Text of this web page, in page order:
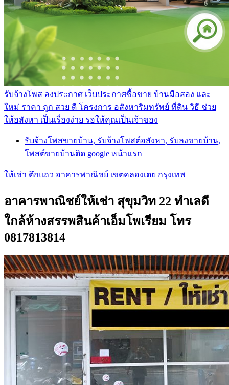
รับจ้างโพส ลงประกาศ เว็บประกาศซื้อขาย บ้านมือสอง และ
ใหม่ ราคา ถูก สวย ดี โครงการ อสังหาริมทรัพย์ ที่ดิน วิธี ช่วย
ให้อสังหา เป็นเรื่องง่าย รอให้คุณเป็นเจ้าของ
รับจ้างโพสขายบ้าน, รับจ้างโพสต์อสังหา, รับลงขายบ้าน,
โพสต์ขายบ้านติด google หน้าแรก
ให้เช่า ตึกแถว อาคารพาณิชย์ เขตคลองเตย กรุงเทพ
อาคารพาณิชย์ให้เช่า สุขุมวิท 22 ทำเลดี
ใกล้ห้างสรรพสินค้าเอ็มโพเรียม โทร
0817813814